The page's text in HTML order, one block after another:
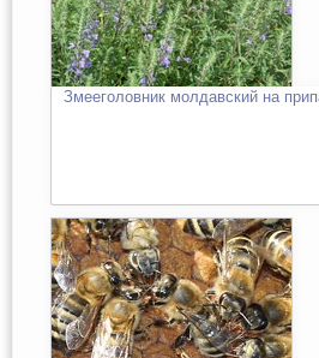
Змееголовник молдавский на